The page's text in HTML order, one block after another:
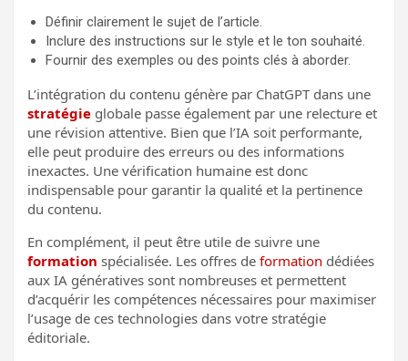
Définir clairement le sujet de l’article.
Inclure des instructions sur le style et le ton souhaité.
Fournir des exemples ou des points clés à aborder.
L’intégration du contenu génère par ChatGPT dans une
stratégie globale passe également par une relecture et
une révision attentive. Bien que l’IA soit performante,
elle peut produire des erreurs ou des informations
inexactes. Une vérification humaine est donc
indispensable pour garantir la qualité et la pertinence
du contenu.
En complément, il peut être utile de suivre une
formation spécialisée. Les offres de formation dédiées
aux IA génératives sont nombreuses et permettent
d’acquérir les compétences nécessaires pour maximiser
l’usage de ces technologies dans votre stratégie
éditoriale.